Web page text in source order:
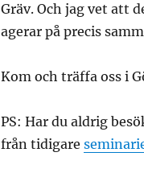
Gräv. Och jag vet att
agerar på precis
Kom och träffa oss i
PS: Har du aldrig
från tidigare